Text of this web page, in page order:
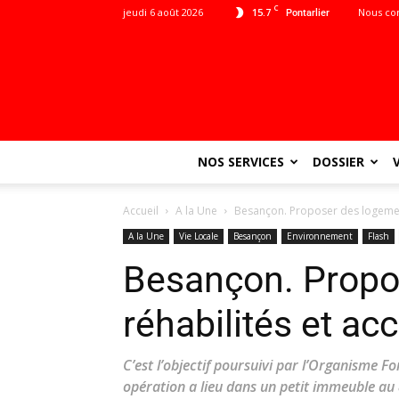
15.7 C Pontarlier
jeudi 6 août 2026 Nous
NOS SERVICES DOSSIER
Accueil A la Une Besançon. Proposer des
A la Une Vie Locale Besançon Environnement Flash
Besançon.
réhabilités et
C’est l’objectif poursuivi par l’Organisme
opération a lieu dans un petit immeuble